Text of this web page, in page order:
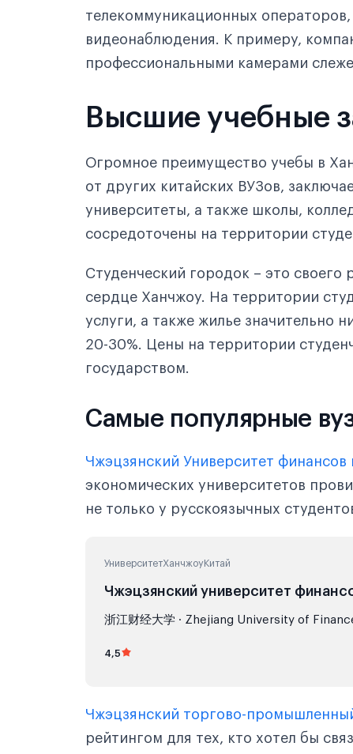
телекоммуникационных
видеонаблюдения. К примеру,
профессиональными камерами
Высшие учебные
Огромное преимущество учебы в
от других китайских ВУЗов,
университеты, а также школы,
сосредоточены на территории
Студенческий городок – это
сердце Ханчжоу. На территории
услуги, а также жилье значительно
20-30%. Цены на территории
государством.
Самые популярные
Чжэцзянский Университет финансов
экономических университетов
не только у русскоязычных
УниверситетХанчжоуКитай
Чжэцзянский университет
浙江财经大学 · Zhejiang University of
4,5
Чжэцзянский торгово-
рейтингом для тех, кто хотел бы